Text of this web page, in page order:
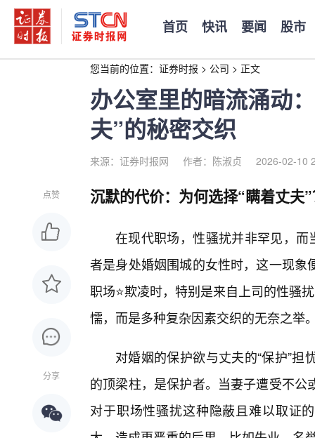
首页 快讯 要闻 股市
您当前的位置： 证券时报 > 公司 > 正文
办公室里的暗流涌动
夫”的秘密交织
来源：证券时报网 作者：陈淑贞 2026-02-10
点赞
分享
沉默的代价：为何选择“瞒着丈夫
在现代职场，性骚扰并非罕见，而
者是身处婚姻围城的女性时，这一现
职场⭐欺凌时，特别是来自上司的性骚
懦，而是多种复杂因素交织的无奈之举
对婚姻的保护欲与丈夫的“保护”
的顶梁柱，是保护者。当妻子遭受不
对于职场性骚扰这种隐蔽且难以取证